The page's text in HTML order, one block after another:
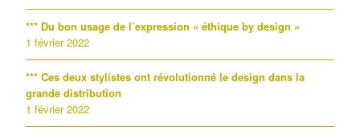
*** Du bon usage de l’expression « éthique by design »
1 février 2022
*** Ces deux stylistes ont révolutionné le design dans la
grande distribution
1 février 2022